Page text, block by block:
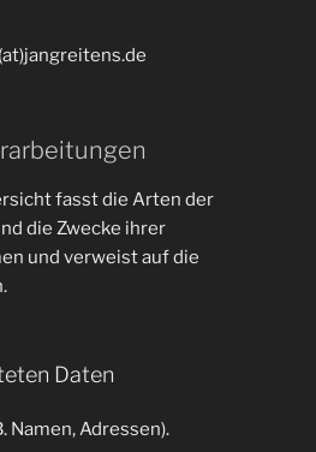
fasst die Arten der
die Zwecke ihrer
und verweist auf die
Daten
Namen, Adressen).